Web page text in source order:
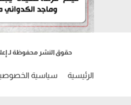
حقوق النشر محفوظة لـ
الرئيسية سياسية